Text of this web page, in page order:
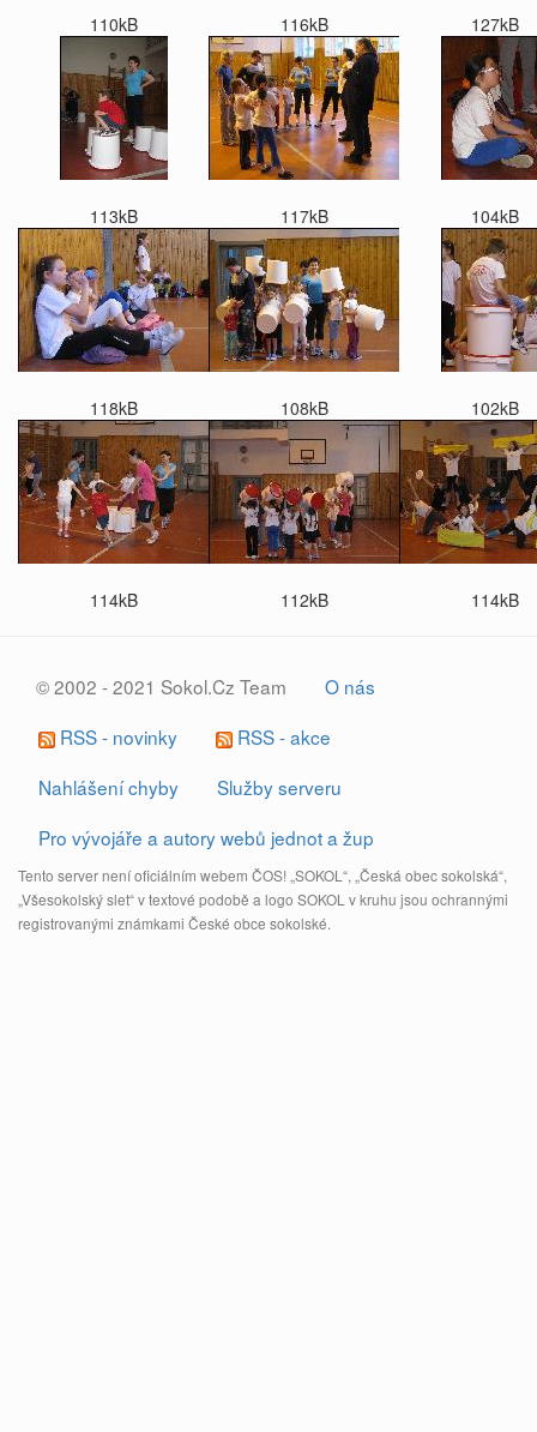
110kB 116kB 127kB
113kB 117kB 104kB
118kB 108kB 102kB
114kB 112kB 114kB
© 2002 - 2021 Sokol.Cz Team
O nás
RSS - novinky
RSS - akce
Nahlášení chyby
Služby serveru
Pro vývojáře a autory webů jednot a žup
Tento server není oficiálním webem ČOS! „SOKOL“, „Česká obec sokolská“,
„Všesokolský slet“ v textové podobě a logo SOKOL v kruhu jsou ochrannými
registrovanými známkami České obce sokolské.